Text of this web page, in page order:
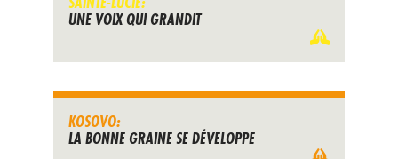
UNE VOIX QUI GRANDIT
KOSOVO:
LA BONNE GRAINE SE DÉVELOPPE